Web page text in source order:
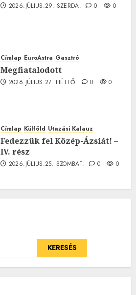
2026.JÚLIUS.29. SZERDA. 0 0
Címlap EuroAstra Gasztró
Megfiatalodott
2026.JÚLIUS.27. HÉTFŐ. 0 0
Címlap Külföld Utazási Kalauz
Fedezzük fel Közép-Ázsiát! –
IV. rész
2026.JÚLIUS.25. SZOMBAT. 0 0
KERESÉS